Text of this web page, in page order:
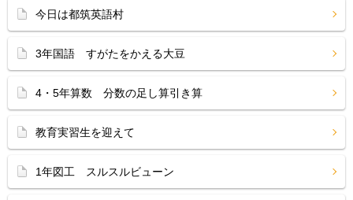
今日は都筑英語村
3年国語 すがたをかえる大豆
4・5年算数 分数の足し算引き算
教育実習生を迎えて
1年図工 スルスルビューン